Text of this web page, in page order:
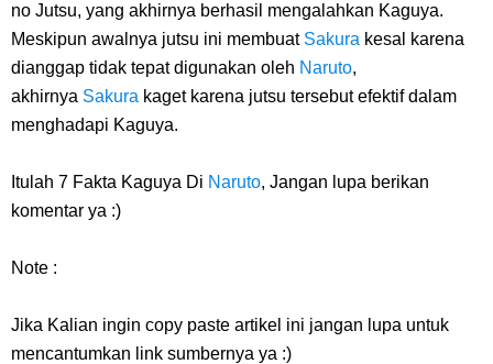
no Jutsu, yang akhirnya berhasil mengalahkan Kaguya.
Meskipun awalnya jutsu ini membuat Sakura kesal karena
dianggap tidak tepat digunakan oleh Naruto,
akhirnya Sakura kaget karena jutsu tersebut efektif dalam
menghadapi Kaguya.
Itulah 7 Fakta Kaguya Di Naruto, Jangan lupa berikan
komentar ya :)
Note :
Jika Kalian ingin copy paste artikel ini jangan lupa untuk
mencantumkan link sumbernya ya :)